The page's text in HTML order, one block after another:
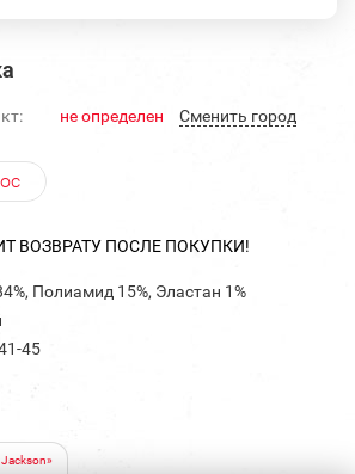
не определен Cменить город
ВОЗВРАТУ ПОСЛЕ ПОКУПКИ!
Полиамид 15%, Эластан 1%
45